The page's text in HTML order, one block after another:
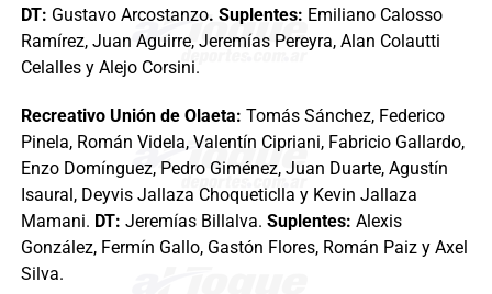
DT: Gustavo Arcostanzo. Suplentes: Emiliano Calosso
Ramírez, Juan Aguirre, Jeremías Pereyra, Alan Colautti
Celalles y Alejo Corsini.
Recreativo Unión de Olaeta: Tomás Sánchez, Federico
Pinela, Román Videla, Valentín Cipriani, Fabricio Gallardo,
Enzo Domínguez, Pedro Giménez, Juan Duarte, Agustín
Isaural, Deyvis Jallaza Choqueticlla y Kevin Jallaza
Mamani. DT: Jeremías Billalva. Suplentes: Alexis
González, Fermín Gallo, Gastón Flores, Román Paiz y Axel
Silva.